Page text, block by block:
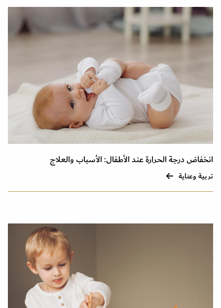
انخفاض درجة الحرارة عند الأطفال: الأسباب والعلاج
تربية وعناية